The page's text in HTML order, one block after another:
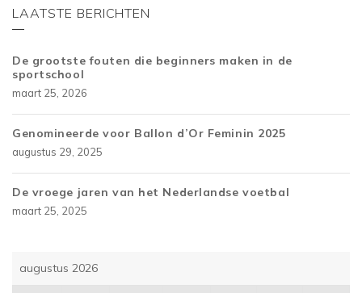
LAATSTE BERICHTEN
De grootste fouten die beginners maken in de
sportschool
maart 25, 2026
Genomineerde voor Ballon d’Or Feminin 2025
augustus 29, 2025
De vroege jaren van het Nederlandse voetbal
maart 25, 2025
augustus 2026